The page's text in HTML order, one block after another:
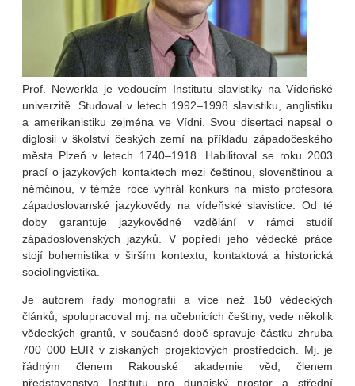
Prof. Newerkla je vedoucím Institutu slavistiky na Vídeňské
univerzitě. Studoval v letech 1992–1998 slavistiku, anglistiku
a amerikanistiku zejména ve Vídni. Svou disertaci napsal o
diglosii v školství českých zemí na příkladu západočeského
města Plzeň v letech 1740–1918. Habilitoval se roku 2003
prací o jazykových kontaktech mezi češtinou, slovenštinou a
němčinou, v témže roce vyhrál konkurs na místo profesora
západoslovanské jazykovědy na vídeňské slavistice. Od té
doby garantuje jazykovědné vzdělání v rámci studií
západoslovenských jazyků. V popředí jeho vědecké práce
stojí bohemistika v širším kontextu, kontaktová a historická
sociolingvistika.
Je autorem řady monografií a více než 150 vědeckých
článků, spolupracoval mj. na učebnicích češtiny, vede několik
vědeckých grantů, v současné době spravuje částku zhruba
700 000 EUR v získaných projektových prostředcích. Mj. je
řádným členem Rakouské akademie věd, členem
představenstva Institutu pro dunajský prostor a střední